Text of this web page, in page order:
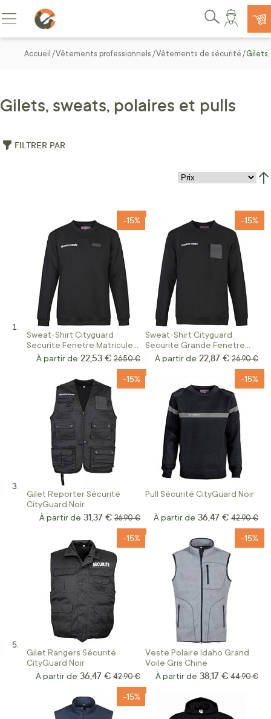
Allez au contenu
Basculer la navigation
Rechercher
Accueil Vêtements professionnels Vêtements de sécurité Gilets,
Gilets, sweats, polaires et pulls
FILTRER PAR
Sweat-Shirt Cityguard
Securite Fenetre Matricule à
Broder Noir
-15%
À partir de 22,53 € Prix normal
26,50 €
Sweat-Shirt Cityguard
Securite Grande Fenetre
Matricule à Broder Noir
-15%
À partir de 22,87 € Prix
26,90 €
Gilet Reporter Sécurité
CityGuard Noir
-15%
À partir de 31,37 € Prix normal
36,90 €
Pull Sécurité CityGuard Noir
-15%
À partir de 36,47 € Prix
42,90 €
Gilet Rangers Sécurité
CityGuard Noir
-15%
À partir de 36,47 € Prix normal
42,90 €
Veste Polaire Idaho Grand
Voile Gris Chine
-15%
À partir de 38,17 € Prix
44,90 €
-15%